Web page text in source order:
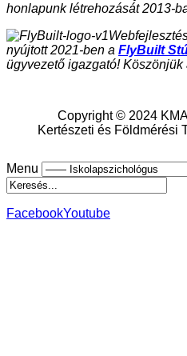
honlapunk létrehozását 2013-
nyújtott 2021-ben a FlyBuilt
ügyvezető igazgató! Köszönjük
Copyright © 2024
Kertészeti és Földmérési
Menu
FacebookYoutube